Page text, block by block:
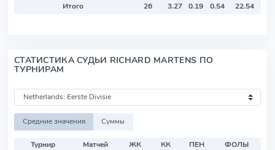
Итого
26 3.27 0.19 0.54 22.54
СТАТИСТИКА СУДЬИ RICHARD MARTENS ПО
ТУРНИРАМ
Средние значения Суммы
Турнир Матчей ЖК КК ПЕН
ФОЛЫ